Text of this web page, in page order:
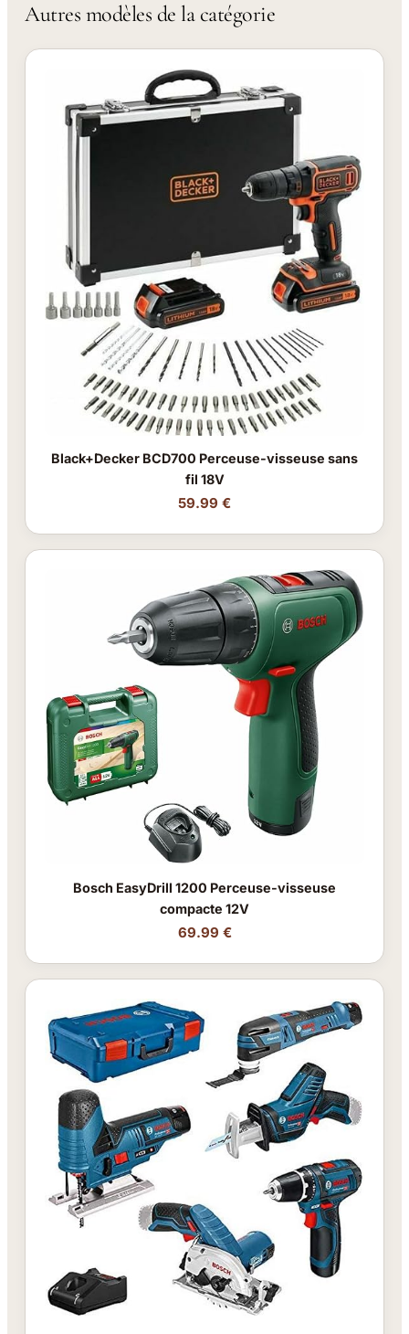
Autres modèles de la catégorie
Black+Decker BCD700 Perceuse-visseuse sans
fil 18V
59.99 €
Bosch EasyDrill 1200 Perceuse-visseuse
compacte 12V
69.99 €